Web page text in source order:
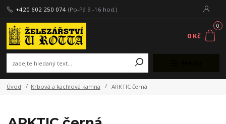
+420 602 250 074 (Po-Pá 9 -16 hod.)
0
0 Kč
Úvod Krbová a kachlová kamna ARKTIC černá